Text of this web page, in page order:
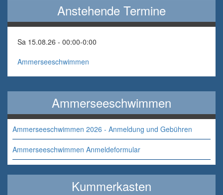
Anstehende Termine
Sa 15.08.26 - 00:00-0:00
Ammerseeschwimmen
Ammerseeschwimmen
Ammerseeschwimmen 2026 - Anmeldung und Gebühren
Ammerseeschwimmen Anmeldeformular
Kummerkasten